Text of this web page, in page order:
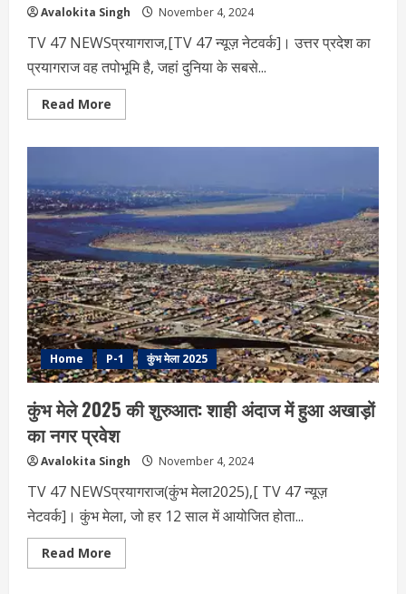
Avalokita Singh November 4, 2024
TV 47 NEWSप्रयागराज,[TV 47 न्यूज़ नेटवर्क]। उत्तर प्रदेश का
प्रयागराज वह तपोभूमि है, जहां दुनिया के सबसे...
Read More
more
आगाज:
जूना
और
किन्नर
अखाड़े
का
भव्य
नगर
प्रवेश
Home P-1 कुंभ मेला 2025
कुंभ मेले 2025 की शुरुआत: शाही अंदाज में हुआ अखाड़ों
का नगर प्रवेश
Avalokita Singh November 4, 2024
TV 47 NEWSप्रयागराज(कुंभ मेला2025),[ TV 47 न्यूज़
नेटवर्क]। कुंभ मेला, जो हर 12 साल में आयोजित होता...
Read More
more